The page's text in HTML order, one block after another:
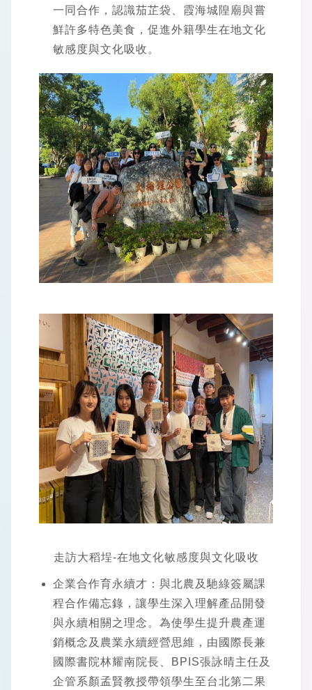
一同合作，認識茄芷袋、霞海城隍廟與嘗
鮮許多特色美食，促進外籍學生在地文化
敏感度與文化吸收。
走訪大稻埕-在地文化敏感度與文化吸收
企業合作育永續才：與北農及馳綠簽屬課
程合作備忘錄，讓學生深入理解產品開發
與永續相關之理念。為使學生提升農產運
銷概念及農業永續經營思維，由國際長兼
國際書院林耀南院長、BPIS張詠晴主任及
企管系顏孟賢教授帶領學生至台北第二果